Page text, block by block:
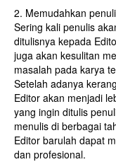
2. Memudahkan
Sering kali penulis
ditulisnya kepada
juga akan kesulitan
masalah pada karya
Setelah adanya
Editor akan menjadi
yang ingin ditulis
menulis di berbagai
Editor barulah dapat
dan profesional.